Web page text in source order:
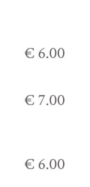
€ 6.00
€ 7.00
€ 6.00